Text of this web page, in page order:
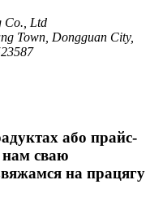
Co., Ltd
Town, Dongguan City,
або прайс-
нам сваю
на працягу